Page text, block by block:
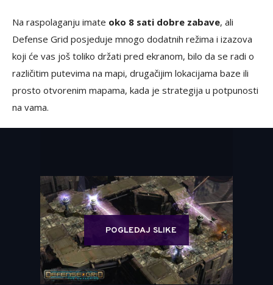
Na raspolaganju imate oko 8 sati dobre zabave, ali
Defense Grid posjeduje mnogo dodatnih režima i izazova
koji će vas još toliko držati pred ekranom, bilo da se radi o
različitim putevima na mapi, drugačijim lokacijama baze ili
prosto otvorenim mapama, kada je strategija u potpunosti
na vama.
POGLEDAJ SLIKE